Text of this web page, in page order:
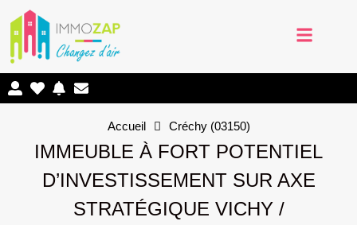
Accueil Créchy (03150)
IMMEUBLE À FORT POTENTIEL
D’INVESTISSEMENT SUR AXE
STRATÉGIQUE VICHY /